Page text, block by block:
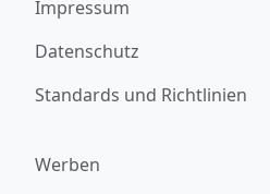
Impressum
Datenschutz
Standards und Richtlinien
Werben